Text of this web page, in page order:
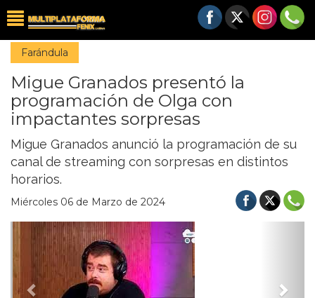
Farándula
Migue Granados presentó la
programación de Olga con
impactantes sorpresas
Migue Granados anunció la programación de su
canal de streaming con sorpresas en distintos
horarios.
Miércoles 06 de Marzo de 2024
Previous